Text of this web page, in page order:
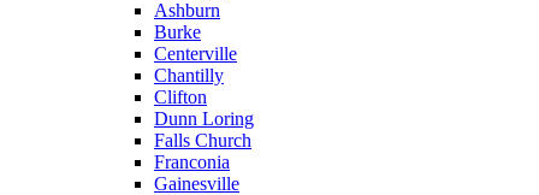
Ashburn
Burke
Centerville
Chantilly
Clifton
Dunn Loring
Falls Church
Franconia
Gainesville